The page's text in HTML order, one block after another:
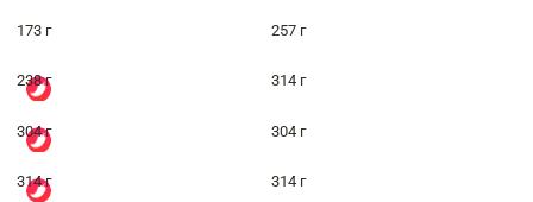
173 г 257 г
238 г 314 г
304 г 304 г
314 г 314 г